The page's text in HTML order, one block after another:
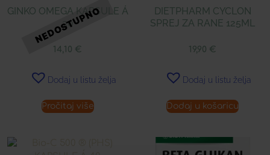
GINKO OMEGA KAPSULE Á
30
14,10 €
Dodaj u listu želja
Pročitaj više
DIETPHARM CYCLON
SPREJ ZA RANE 125ML
19,90 €
Dodaj u listu želja
Dodaj u košaricu